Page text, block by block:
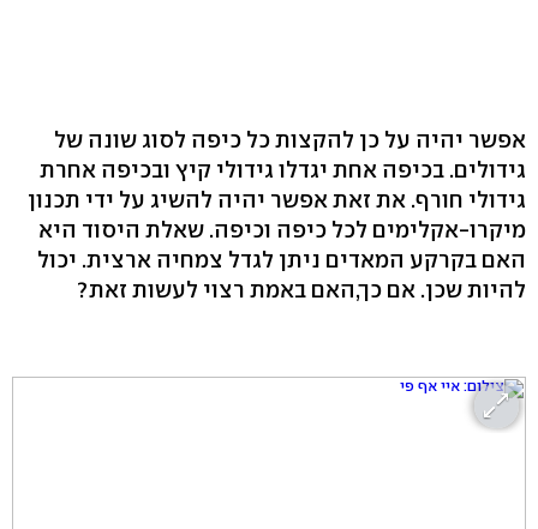
אפשר יהיה על כן להקצות כל כיפה לסוג שונה של
גידולים. בכיפה אחת יגדלו גידולי קיץ ובכיפה אחרת
גידולי חורף. את זאת אפשר יהיה להשיג על ידי תכנון
מיקרו-אקלימים לכל כיפה וכיפה. שאלת היסוד היא
האם בקרקע המאדים ניתן לגדל צמחיה ארצית. יכול
להיות שכן. אם כך,האם באמת רצוי לעשות זאת?